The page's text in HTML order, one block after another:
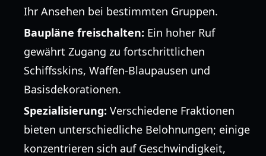
Ihr Ansehen bei bestimmten Gruppen.
Baupläne freischalten: Ein hoher Ruf
gewährt Zugang zu fortschrittlichen
Schiffsskins, Waffen-Blaupausen und
Basisdekorationen.
Spezialisierung: Verschiedene Fraktionen
bieten unterschiedliche Belohnungen; einige
konzentrieren sich auf Geschwindigkeit,